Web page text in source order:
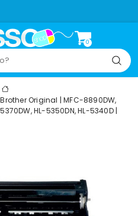
0
Original | MFC-8890DW,
HL-5350DN, HL-5340D |